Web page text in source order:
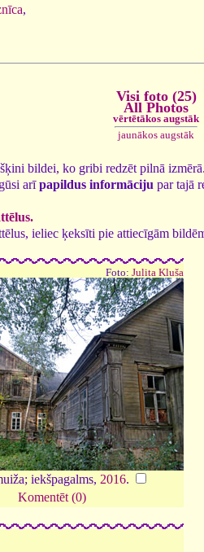
,
Visi foto (25)
All Photos
vērtētākos augstāk
jaunākos augstāk
bildei, ko gribi redzēt pilnā izmērā.
arīpapildus informāciju par tajā
ieliec ķeksīti pie attiecīgām
Foto: Julita Kluša
iekšpagalms, 2016.
Komentēt (0)